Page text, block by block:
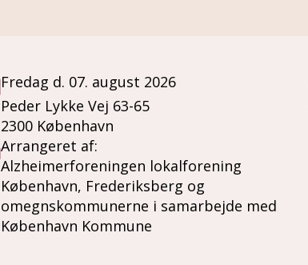
Fredag d. 07. august 2026
Peder Lykke Vej 63-65
2300 København
Arrangeret af:
Alzheimerforeningen lokalforening
København, Frederiksberg og
omegnskommunerne i samarbejde med
København Kommune